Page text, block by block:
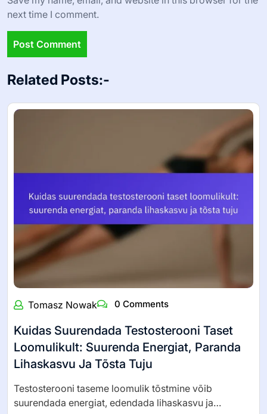
next time I comment.
Related Posts:-
Tomasz Nowak 0 Comments
Kuidas Suurendada Testosterooni Taset
Loomulikult: Suurenda Energiat, Paranda
Lihaskasvu Ja Tõsta Tuju
Testosterooni taseme loomulik tõstmine võib
suurendada energiat, edendada lihaskasvu ja…